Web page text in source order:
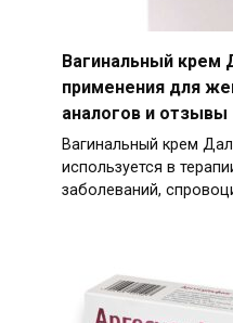
Вагинальный крем
применения для
аналогов и отзывы
Вагинальный крем
используется в
заболеваний,